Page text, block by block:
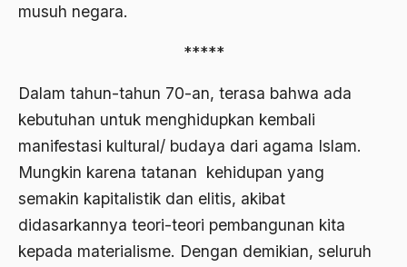
musuh negara.
*****
Dalam tahun-tahun 70-an, terasa bahwa ada
kebutuhan untuk menghidupkan kembali
manifestasi kultural/ budaya dari agama Islam.
Mungkin karena tatanan kehidupan yang
semakin kapitalistik dan elitis, akibat
didasarkannya teori-teori pembangunan kita
kepada materialisme. Dengan demikian, seluruh
Akademi Jakarta
Akhlaq
Akidah
Aktivis
Aktivis Muda
akulturasi